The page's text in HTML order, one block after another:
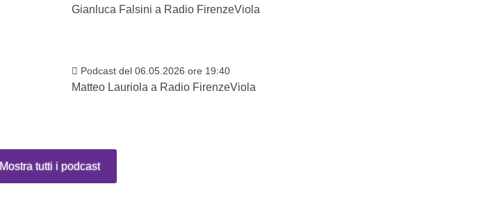
Gianluca Falsini a Radio FirenzeViola
Podcast del 06.05.2026 ore 19:40
Matteo Lauriola a Radio FirenzeViola
Mostra tutti i podcast